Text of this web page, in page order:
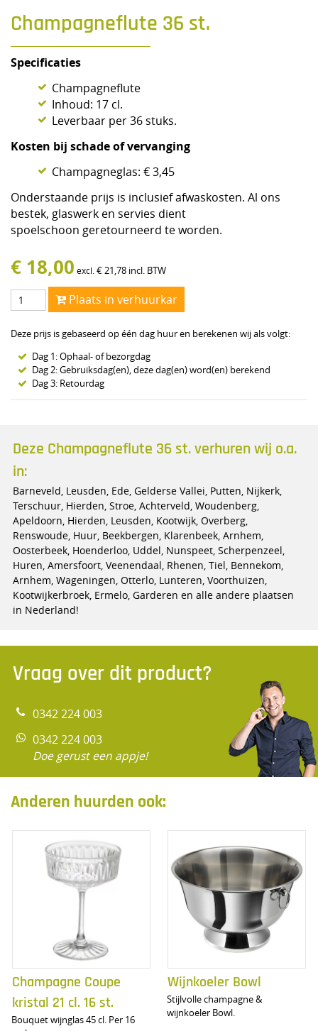
Champagneflute 36 st.
Specificaties
Champagneflute
Inhoud: 17 cl.
Leverbaar per 36 stuks.
Kosten bij schade of vervanging
Champagneglas: € 3,45
Onderstaande prijs is inclusief afwaskosten. Al ons
bestek, glaswerk en servies dient
spoelschoon geretourneerd te worden.
€ 18,00 excl. €21,78 incl. BTW
Plaats in verhuurkar
Deze prijs is gebaseerd op één dag huur en berekenen wij als volgt:
Dag 1: Ophaal- of bezorgdag
Dag 2: Gebruiksdag(en), deze dag(en) word(en) berekend
Dag 3: Retourdag
Deze Champagneflute 36 st. verhuren wij o.a.
in:
Barneveld, Leusden, Ede, Gelderse Vallei, Putten, Nijkerk,
Terschuur, Hierden, Stroe, Achterveld, Woudenberg,
Apeldoorn, Hierden, Leusden, Kootwijk, Overberg,
Renswoude, Huur, Beekbergen, Klarenbeek, Arnhem,
Oosterbeek, Hoenderloo, Uddel, Nunspeet, Scherpenzeel,
Huren, Amersfoort, Veenendaal, Rhenen, Tiel, Bennekom,
Arnhem, Wageningen, Otterlo, Lunteren, Voorthuizen,
Kootwijkerbroek, Ermelo, Garderen en alle andere plaatsen
in Nederland!
Vraag over dit product?
0342 224 003
0342 224 003
Doe gerust een appje!
Anderen huurden ook:
Champagne Coupe
kristal 21 cl. 16 st.
Bouquet wijnglas 45 cl. Per 16
Wijnkoeler Bowl
Stijlvolle champagne &
wijnkoeler Bowl.